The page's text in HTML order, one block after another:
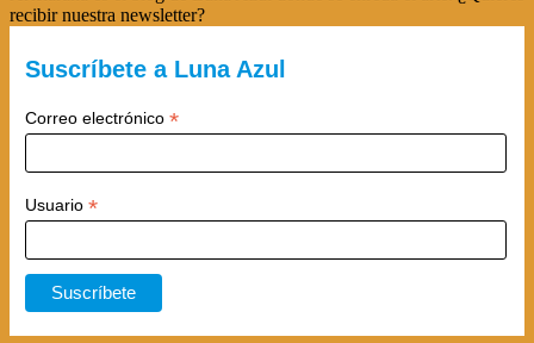
recibir nuestra newsletter?
Suscríbete a Luna Azul
Correo electrónico *
Usuario *